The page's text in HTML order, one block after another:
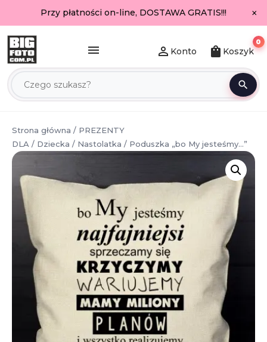
Przy płatności on-line, DOSTAWA GRATIS!!! ×
menu
search
person_outline Konto shopping_bag Koszyk
0
Strona główna / PREZENTY
DLA / Dziecka / Nastolatka / Poduszka „bo My jesteśmy…”